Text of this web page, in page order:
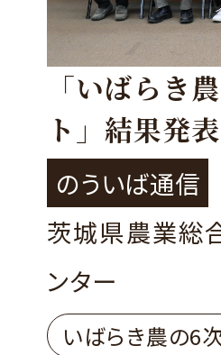
「いばらき
ト」結果発
のういば通信
茨城県農業総
ンター
いばらき農の6